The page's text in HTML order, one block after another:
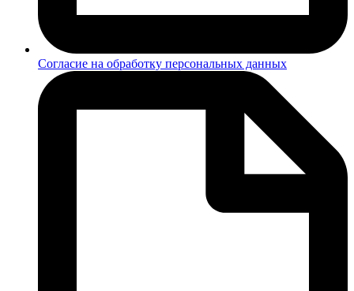
Согласие на обработку персональных данных